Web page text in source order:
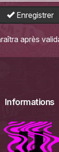
Enregistrer
après
Informations